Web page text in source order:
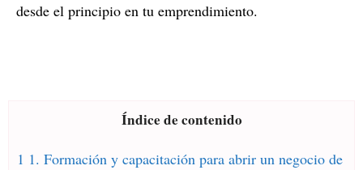
desde el principio en tu emprendimiento.
Índice de contenido
1 1. Formación y capacitación para abrir un negocio de